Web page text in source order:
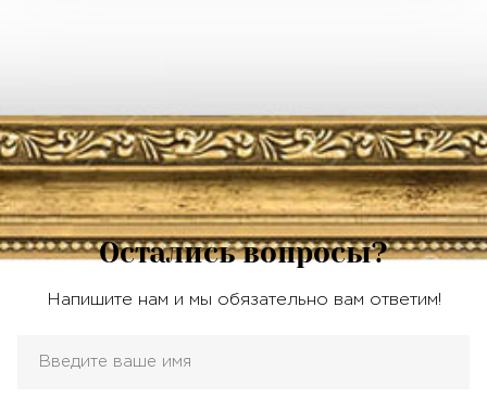
Остались вопросы?
Напишите нам и мы обязательно вам ответим!